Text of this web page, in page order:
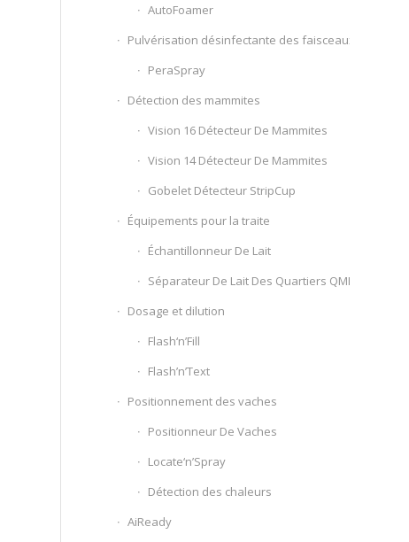
AutoFoamer
Pulvérisation désinfectante des faisceaux
PeraSpray
Détection des mammites
Vision 16 Détecteur De Mammites
Vision 14 Détecteur De Mammites
Gobelet Détecteur StripCup
Équipements pour la traite
Échantillonneur De Lait
Séparateur De Lait Des Quartiers QMI™
Dosage et dilution
Flash‘n’Fill
Flash’n’Text
Positionnement des vaches
Positionneur De Vaches
Locate‘n’Spray
Détection des chaleurs
AiReady